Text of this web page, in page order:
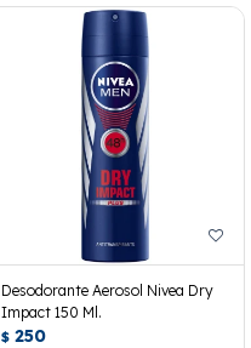
Desodorante Aerosol Nivea Dry
Impact 150 Ml.
$ 250